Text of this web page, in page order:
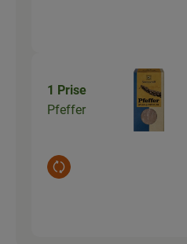
1 Prise
Pfeffer
Auswahl ändern